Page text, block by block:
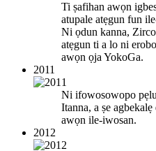
Ti ṣafihan awọn
atupale atẹgun fun
Ni ọdun kanna,
atẹgun ti a lo ni
awọn ọja YokoGa.
2011
Ni ifowosowopo
Itanna, a ṣe
awọn ile-iwosan.
2012